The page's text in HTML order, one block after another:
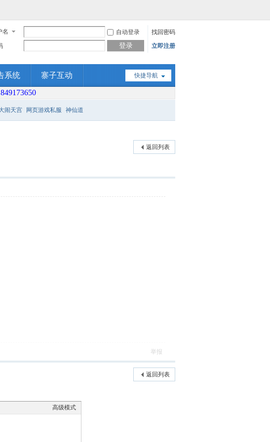
名 自动登录
找回密码
登录 立即注册
快捷导航
系统 寨子互动
闹天宫 网页游戏私服 神仙道
返回列表
举报
返回列表
高级模式